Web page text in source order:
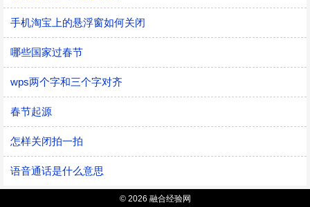
手机淘宝上的悬浮窗如何关闭
哪些国家过春节
wps两个字和三个字对齐
春节起源
怎样关闭拍一拍
语音通话是什么意思
© 2026 融合经验网